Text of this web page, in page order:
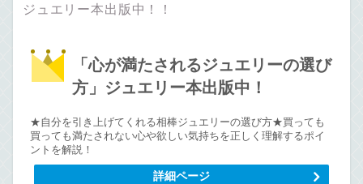
ジュエリー本出版中！！
「心が満たされるジュエリーの選び
方」ジュエリー本出版中！
★自分を引き上げてくれる相棒ジュエリーの選び方★買っても
買っても満たされない心や欲しい気持ちを正しく理解するポイ
ントを解説！
詳細ページ